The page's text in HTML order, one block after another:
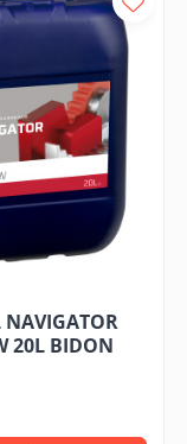
NAVIGATOR
20L BIDON